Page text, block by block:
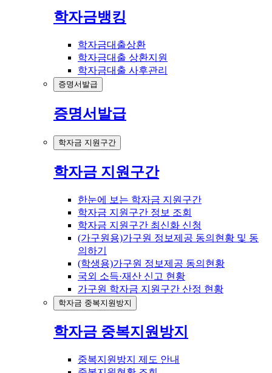
학자금뱅킹
학자금대출상환
학자금대출 상환지원
학자금대출 사후관리
증명서발급
증명서발급
학자금 지원구간
학자금 지원구간
한눈에 보는 학자금 지원구간
학자금 지원구간 정보 조회
학자금 지원구간 최신화 신청
(가구원용)가구원 정보제공 동의현황 및 동
의하기
(학생용)가구원 정보제공 동의현황
국외 소득·재산 신고 현황
가구원 학자금 지원구간 산정 현황
학자금 중복지원방지
학자금 중복지원방지
중복지원방지 제도 안내